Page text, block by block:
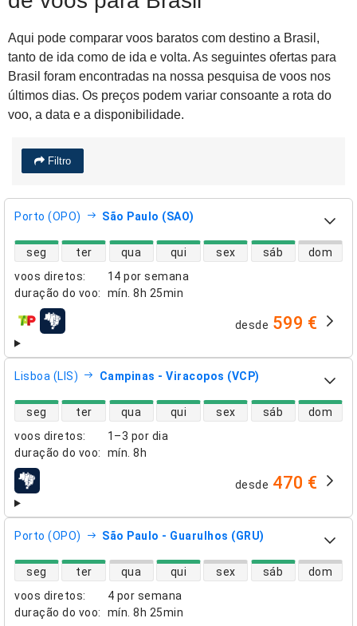
Aqui pode comparar voos baratos com destino a Brasil,
tanto de ida como de ida e volta. As seguintes ofertas para
Brasil foram encontradas na nossa pesquisa de voos nos
últimos dias. Os preços podem variar consoante a rota do
voo, a data e a disponibilidade.
Filtro
Porto (OPO) São Paulo (SAO)
voos diretos:
14 por semana
duração do voo: mín. 8h 25min
disponibilidade de voos diretos
seg ter qua qui sex sáb dom
companhias aéreas desde 599 €
Lisboa (LIS) Campinas - Viracopos (VCP)
voos diretos:
1–3 por dia
duração do voo: mín. 8h
disponibilidade de voos diretos
seg ter qua qui sex sáb dom
companhias aéreas desde 470 €
Porto (OPO) São Paulo - Guarulhos (GRU)
voos diretos:
4 por semana
duração do voo: mín. 8h 25min
disponibilidade de voos diretos
seg ter qua qui sex sáb dom